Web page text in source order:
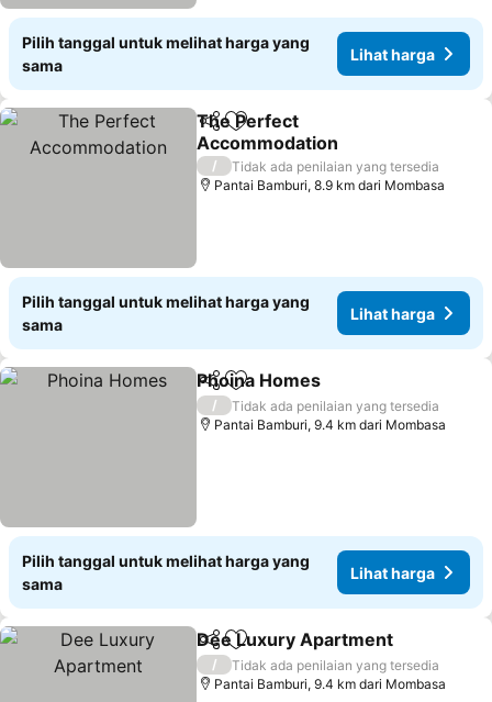
Pilih tanggal untuk melihat harga yang
sama
Lihat harga
BagikanTambahkan ke favorit
The Perfect
Accommodation
Lihat harga
/
Tidak ada penilaian yang tersedia
Pantai Bamburi, 8.9 km dari Mombasa
Pilih tanggal untuk melihat harga yang
sama
Lihat harga
BagikanTambahkan ke favorit
Phoina Homes
/
Tidak ada penilaian yang tersedia
Pantai Bamburi, 9.4 km dari Mombasa
Pilih tanggal untuk melihat harga yang
sama
Lihat harga
BagikanTambahkan ke favorit
Dee Luxury Apartment
/
Tidak ada penilaian yang tersedia
Pantai Bamburi, 9.4 km dari Mombasa